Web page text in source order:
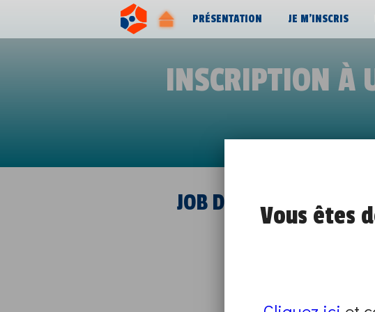
PRÉSENTATION JE M’INSCRIS
INSCRIPTION À
JOB DATINGVous êtes